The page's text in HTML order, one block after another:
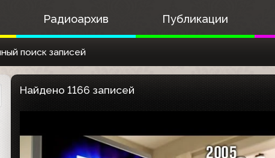
Радиоархив Публикации
поиск записей
Найдено 1166 записей